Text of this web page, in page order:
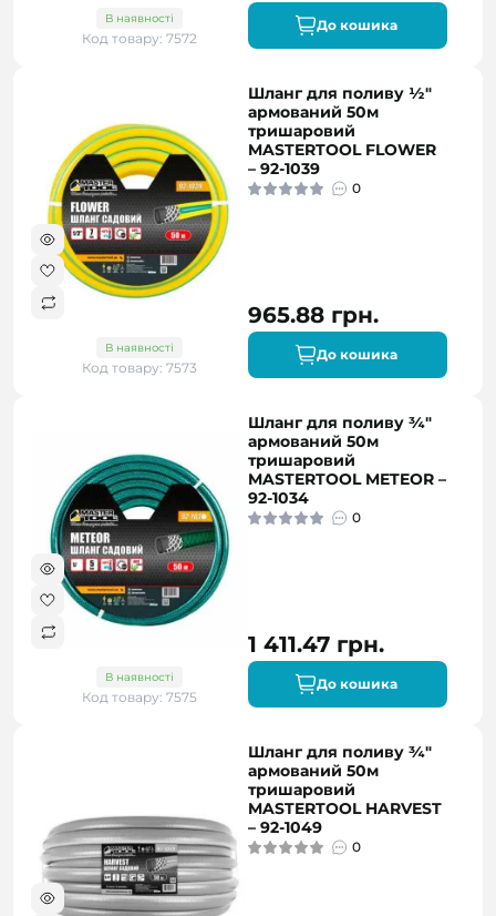
В наявності
Код товару: 7572
До кошика
В наявності
Код товару: 7573
Шланг для поливу ½"
армований 50м
тришаровий
MASTERTOOL FLOWER
– 92-1039
0
965.88 грн.
До кошика
В наявності
Код товару: 7575
Шланг для поливу ¾"
армований 50м
тришаровий
MASTERTOOL METEOR –
92-1034
0
1 411.47 грн.
До кошика
Шланг для поливу ¾"
армований 50м
тришаровий
MASTERTOOL HARVEST
– 92-1049
0